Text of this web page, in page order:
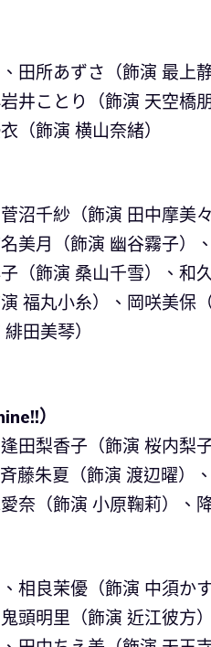
田所あずさ（飾演 最上
井ことり（飾演 天空橋
（飾演 横山奈緒）
沼千紗（飾演 田中摩美
美月（飾演 幽谷霧子）
（飾演 桑山千雪）、和
福丸小糸）、岡咲美保
田美琴）
）
田梨香子（飾演 桜内梨
藤朱夏（飾演 渡辺曜）
奈（飾演 小原鞠莉）、
相良茉優（飾演 中須か
頭明里（飾演 近江彼方